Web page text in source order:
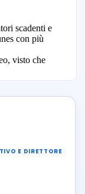
E DIRETTORE